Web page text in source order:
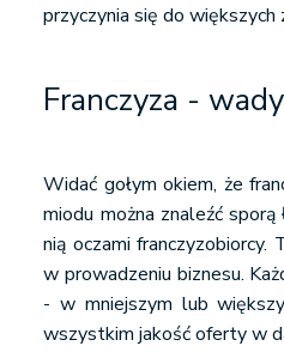
przyczynia się do większych
Franczyza -
Widać gołym okiem, że
miodu można znaleźć
nią oczami
w prowadzeniu biznesu.
- w mniejszym lub
wszystkim jakość oferty w